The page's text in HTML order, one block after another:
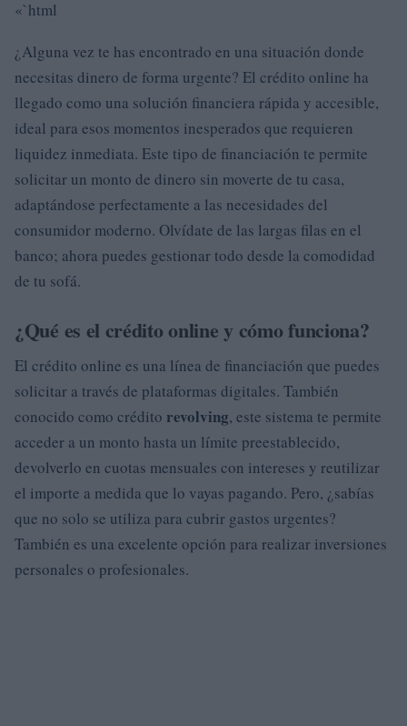
«`html
¿Alguna vez te has encontrado en una situación donde
necesitas dinero de forma urgente? El crédito online ha
llegado como una solución financiera rápida y accesible,
ideal para esos momentos inesperados que requieren
liquidez inmediata. Este tipo de financiación te permite
solicitar un monto de dinero sin moverte de tu casa,
adaptándose perfectamente a las necesidades del
consumidor moderno. Olvídate de las largas filas en el
banco; ahora puedes gestionar todo desde la comodidad
de tu sofá.
¿Qué es el crédito online y cómo funciona?
El crédito online es una línea de financiación que puedes
solicitar a través de plataformas digitales. También
conocido como crédito revolving, este sistema te permite
acceder a un monto hasta un límite preestablecido,
devolverlo en cuotas mensuales con intereses y reutilizar
el importe a medida que lo vayas pagando. Pero, ¿sabías
que no solo se utiliza para cubrir gastos urgentes?
También es una excelente opción para realizar inversiones
personales o profesionales.